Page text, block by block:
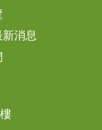
消息